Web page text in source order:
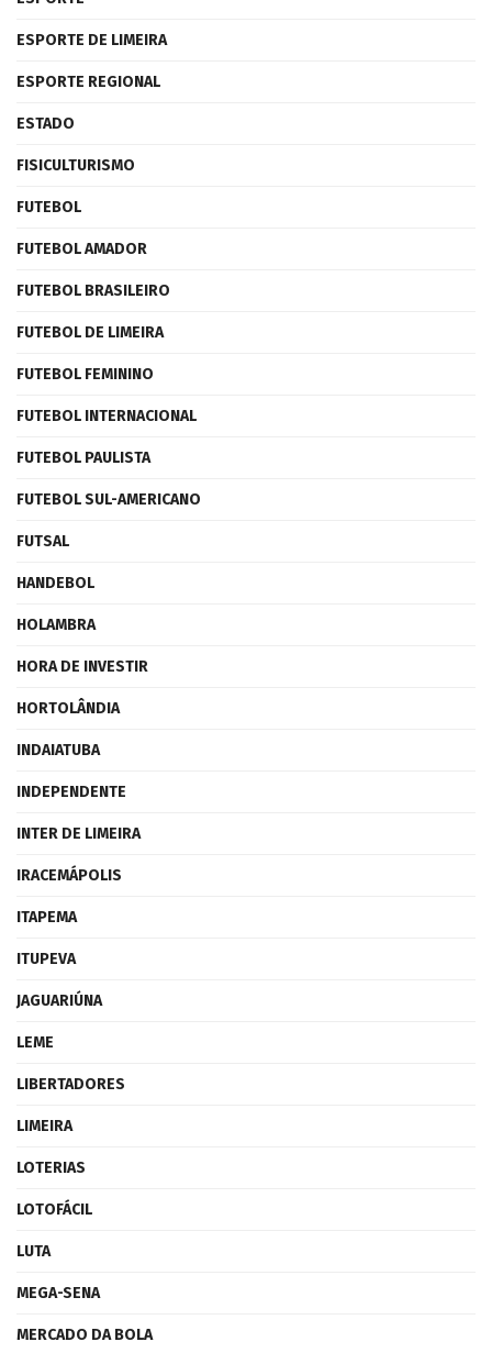
ESPORTE DE LIMEIRA
ESPORTE REGIONAL
ESTADO
FISICULTURISMO
FUTEBOL
FUTEBOL AMADOR
FUTEBOL BRASILEIRO
FUTEBOL DE LIMEIRA
FUTEBOL FEMININO
FUTEBOL INTERNACIONAL
FUTEBOL PAULISTA
FUTEBOL SUL-AMERICANO
FUTSAL
HANDEBOL
HOLAMBRA
HORA DE INVESTIR
HORTOLÂNDIA
INDAIATUBA
INDEPENDENTE
INTER DE LIMEIRA
IRACEMÁPOLIS
ITAPEMA
ITUPEVA
JAGUARIÚNA
LEME
LIBERTADORES
LIMEIRA
LOTERIAS
LOTOFÁCIL
LUTA
MEGA-SENA
MERCADO DA BOLA